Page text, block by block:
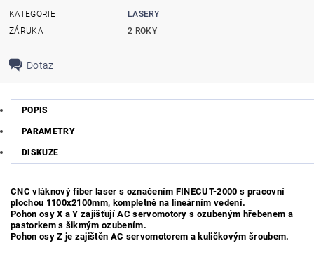
KATEGORIE
LASERY
ZÁRUKA
2 ROKY
Dotaz
POPIS
PARAMETRY
DISKUZE
CNC vláknový fiber laser s označením FINECUT-2000 s pracovní
plochou 1100x2100mm, kompletně na lineárním vedení.
Pohon osy X a Y zajišťují AC servomotory s ozubeným hřebenem a
pastorkem s šikmým ozubením.
Pohon osy Z je zajištěn AC servomotorem a kuličkovým šroubem.